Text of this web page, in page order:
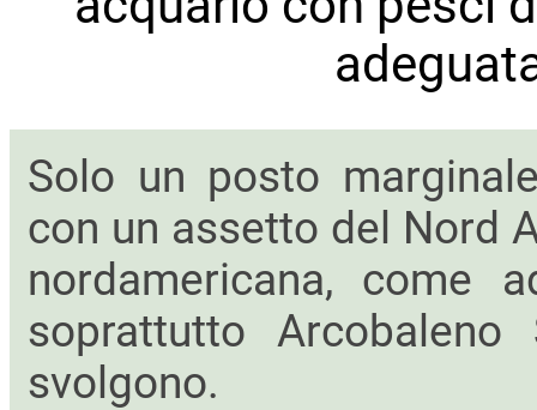
Solo un posto
con un assetto del Nord
nordamericana, come
soprattutto
svolgono.